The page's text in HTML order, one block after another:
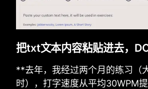
把txt文本内容粘贴进去，
**去年，我经过两个月的练习（
时），打字速度从平均30WPM提